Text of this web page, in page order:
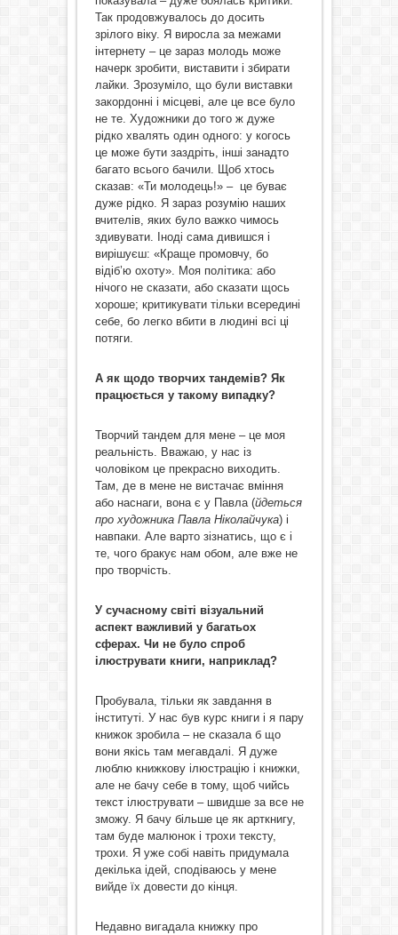
Так продовжувалось до досить
зрілого віку. Я виросла за межами
інтернету – це зараз молодь може
начерк зробити, виставити і збирати
лайки. Зрозуміло, що були виставки
закордонні і місцеві, але це все було
не те. Художники до того ж дуже
рідко хвалять один одного: у когось
це може бути заздріть, інші занадто
багато всього бачили. Щоб хтось
сказав: «Ти молодець!» – це буває
дуже рідко. Я зараз розумію наших
вчителів, яких було важко чимось
здивувати. Іноді сама дивишся і
вирішуєш: «Краще промовчу, бо
відіб’ю охоту». Моя політика: або
нічого не сказати, або сказати щось
хороше; критикувати тільки всередині
себе, бо легко вбити в людині всі ці
потяги.
А як щодо творчих тандемів? Як
працюється у такому випадку?
Творчий тандем для мене – це моя
реальність. Вважаю, у нас із
чоловіком це прекрасно виходить.
Там, де в мене не вистачає вміння
або наснаги, вона є у Павла (йдеться
про художника Павла Ніколайчука) і
навпаки. Але варто зізнатись, що є і
те, чого бракує нам обом, але вже не
про творчість.
У сучасному світі візуальний
аспект важливий у багатьох
сферах. Чи не було спроб
ілюструвати книги, наприклад?
Пробувала, тільки як завдання в
інституті. У нас був курс книги і я пару
книжок зробила – не сказала б що
вони якісь там мегавдалі. Я дуже
люблю книжкову ілюстрацію і книжки,
але не бачу себе в тому, щоб чийсь
текст ілюструвати – швидше за все не
зможу. Я бачу більше це як арткнигу,
там буде малюнок і трохи тексту,
трохи. Я уже собі навіть придумала
декілька ідей, сподіваюсь у мене
вийде їх довести до кінця.
Недавно вигадала книжку про